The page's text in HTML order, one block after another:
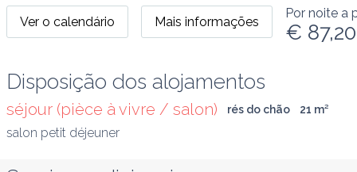
Ver o calendário Mais informações
Por noite a
€ 87,20
Disposição dos alojamentos
séjour (pièce à vivre / salon) rés do chão 21 m²